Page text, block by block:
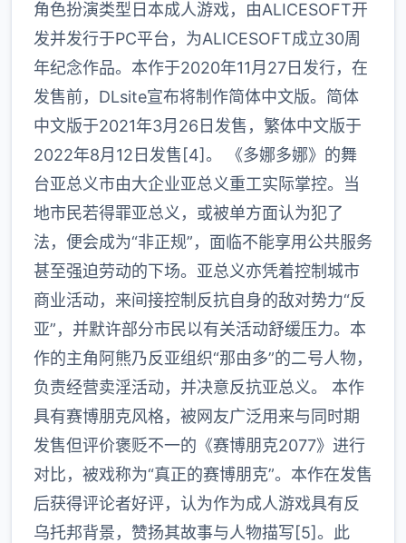
角色扮演类型日本成人游戏，由ALICESOFT开
发并发行于PC平台，为ALICESOFT成立30周
年纪念作品。本作于2020年11月27日发行，在
发售前，DLsite宣布将制作简体中文版。简体
中文版于2021年3月26日发售，繁体中文版于
2022年8月12日发售[4]。 《多娜多娜》的舞
台亚总义市由大企业亚总义重工实际掌控。当
地市民若得罪亚总义，或被单方面认为犯了
法，便会成为“非正规”，面临不能享用公共服务
甚至强迫劳动的下场。亚总义亦凭着控制城市
商业活动，来间接控制反抗自身的敌对势力“反
亚”，并默许部分市民以有关活动舒缓压力。本
作的主角阿熊乃反亚组织“那由多”的二号人物，
负责经营卖淫活动，并决意反抗亚总义。 本作
具有赛博朋克风格，被网友广泛用来与同时期
发售但评价褒贬不一的《赛博朋克2077》进行
对比，被戏称为“真正的赛博朋克”。本作在发售
后获得评论者好评，认为作为成人游戏具有反
乌托邦背景，赞扬其故事与人物描写[5]。此